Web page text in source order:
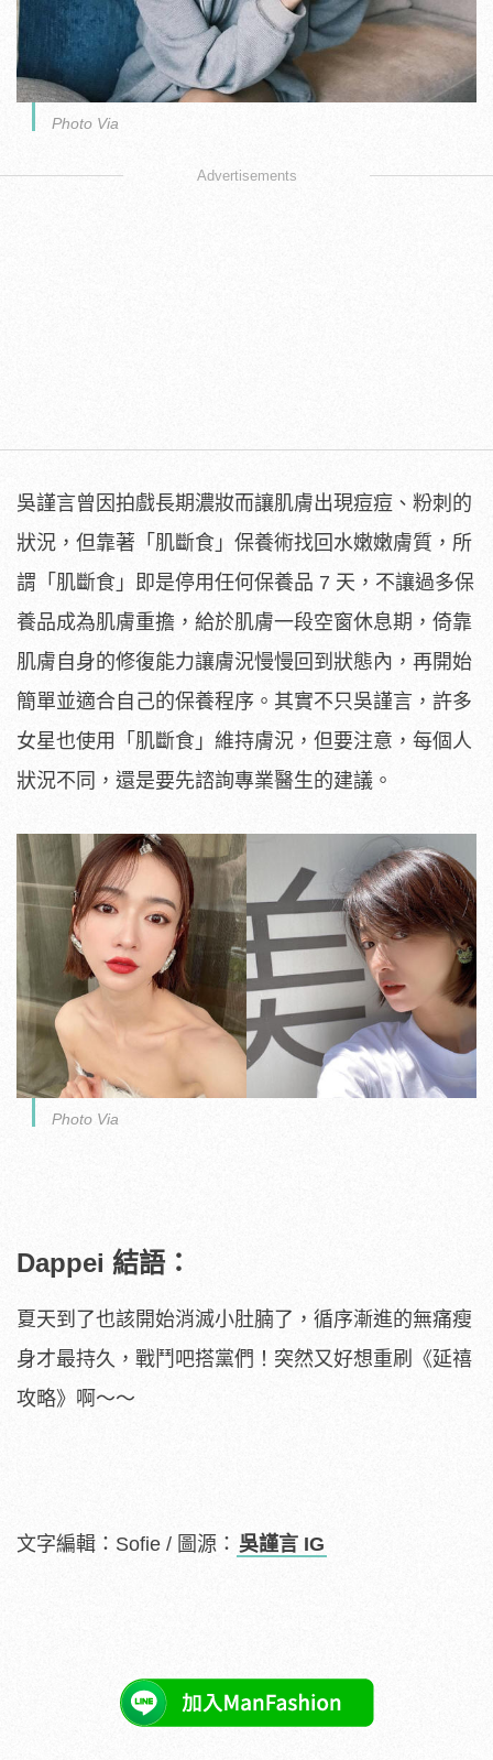
Photo Via
Advertisements
吳謹言曾因拍戲長期濃妝而讓肌膚出現痘痘、粉刺的
狀況，但靠著「肌斷食」保養術找回水嫩嫩膚質，所
謂「肌斷食」即是停用任何保養品 7 天，不讓過多保
養品成為肌膚重擔，給於肌膚一段空窗休息期，倚靠
肌膚自身的修復能力讓膚況慢慢回到狀態內，再開始
簡單並適合自己的保養程序。其實不只吳謹言，許多
女星也使用「肌斷食」維持膚況，但要注意，每個人
狀況不同，還是要先諮詢專業醫生的建議。
Photo Via
Dappei 結語：
夏天到了也該開始消滅小肚腩了，循序漸進的無痛瘦
身才最持久，戰鬥吧搭黨們！突然又好想重刷《延禧
攻略》啊～～
文字編輯：Sofie / 圖源： 吳謹言 IG